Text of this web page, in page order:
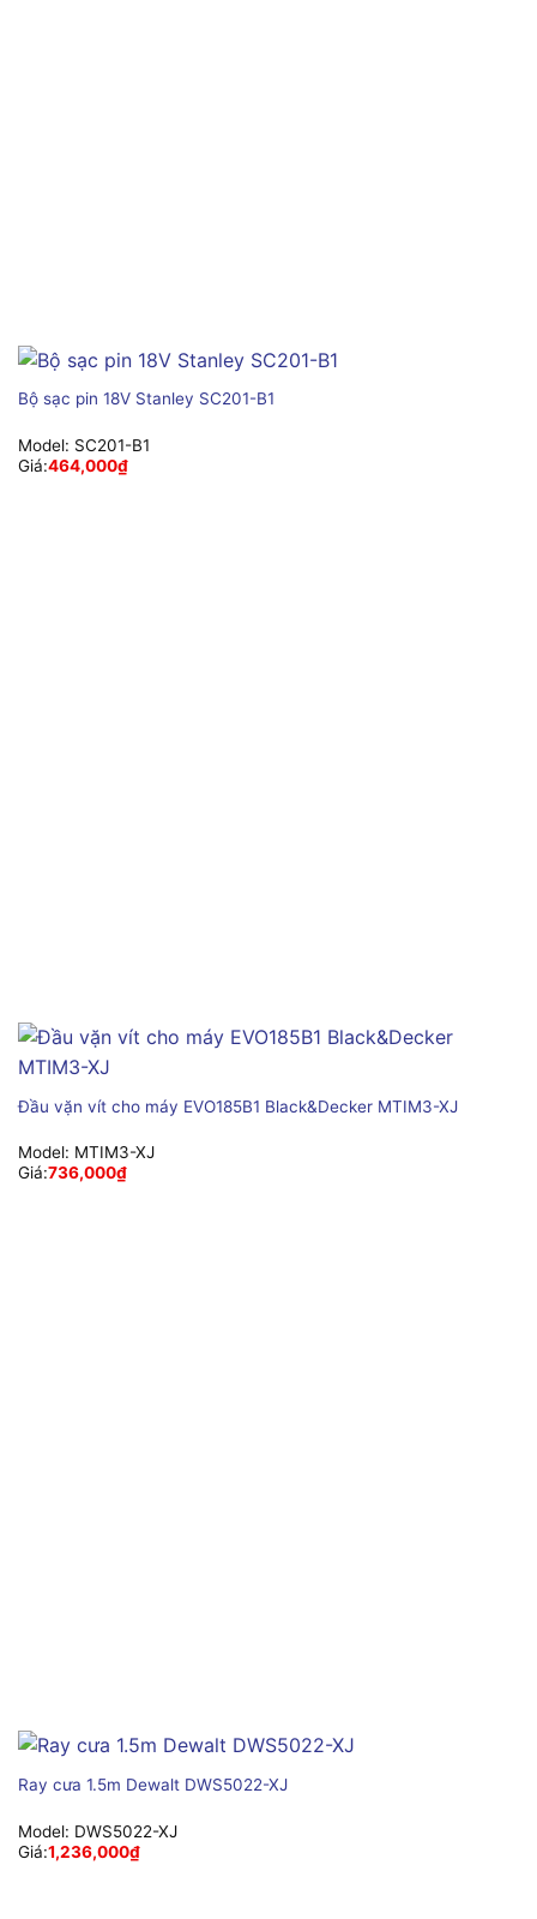
Bộ sạc pin 18V Stanley SC201-B1
Model: SC201-B1
Giá:464,000₫
Đầu vặn vít cho máy EVO185B1 Black&Decker MTIM3-XJ
Model: MTIM3-XJ
Giá:736,000₫
Ray cưa 1.5m Dewalt DWS5022-XJ
Model: DWS5022-XJ
Giá:1,236,000₫